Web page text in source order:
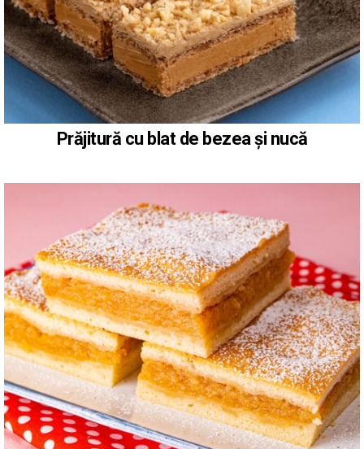
Prăjitură cu blat de bezea și nucă